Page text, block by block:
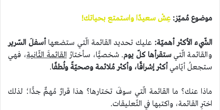
موضوع مُميّز:عِشْ سعيدًا واستمتع بحياتك!
الشّيء الأكثر أهميّة: عليك تحديد القائمة الّتي ستضعهاأسفلَ السّرير
والقائمة الّتي ستقرأها كلّ يوم. شخصيًّا، سأختارُالقائمةَ الثّانية، فهي
ستجعلُ أيّامي أكثر إشراقًا، وأكثر مُلائمة وصحيّةً ولُطفًا.
ماذا عنك؟ ما القائمة الّتي سوفَ تختارها؟ هذا قرارٌ مُهمٌّ جدًّا؛ لذلك
اخترِ القائمة، واكتبها في التّعليقات.